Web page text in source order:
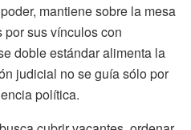
mantiene sobre la mesa
sus vínculos con
doble estándar alimenta la
judicial no se guía sólo por
política.